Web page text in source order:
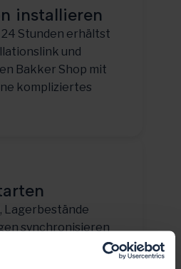
installieren
Stunden erhältst
und
Bakker Shop mit
kompliziertes
Lagerbestände
synchronisieren
auf Leen Bakker